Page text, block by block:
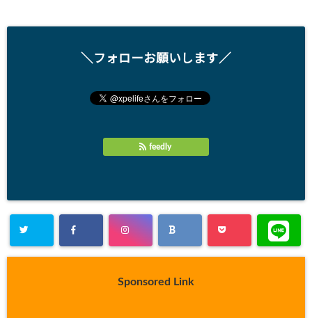
＼フォローお願いします／
feedly
Sponsored Link